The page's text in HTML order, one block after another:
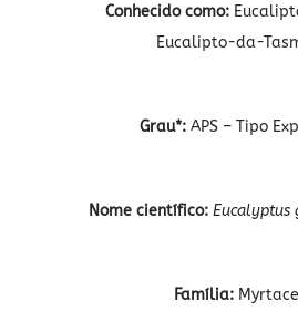
Conhecido como:
Eucalipto-da-
Grau*: APS – Tipo
Nome científico: Eucalyptus
Família: